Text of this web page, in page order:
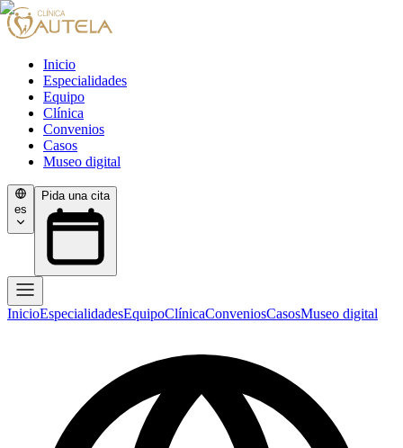
Inicio
Especialidades
Equipo
Clínica
Convenios
Casos
Museo digital
es
Pida una cita
InicioEspecialidadesEquipoClínicaConveniosCasosMuseo digital